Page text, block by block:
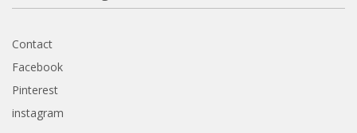
Contact
Facebook
Pinterest
instagram